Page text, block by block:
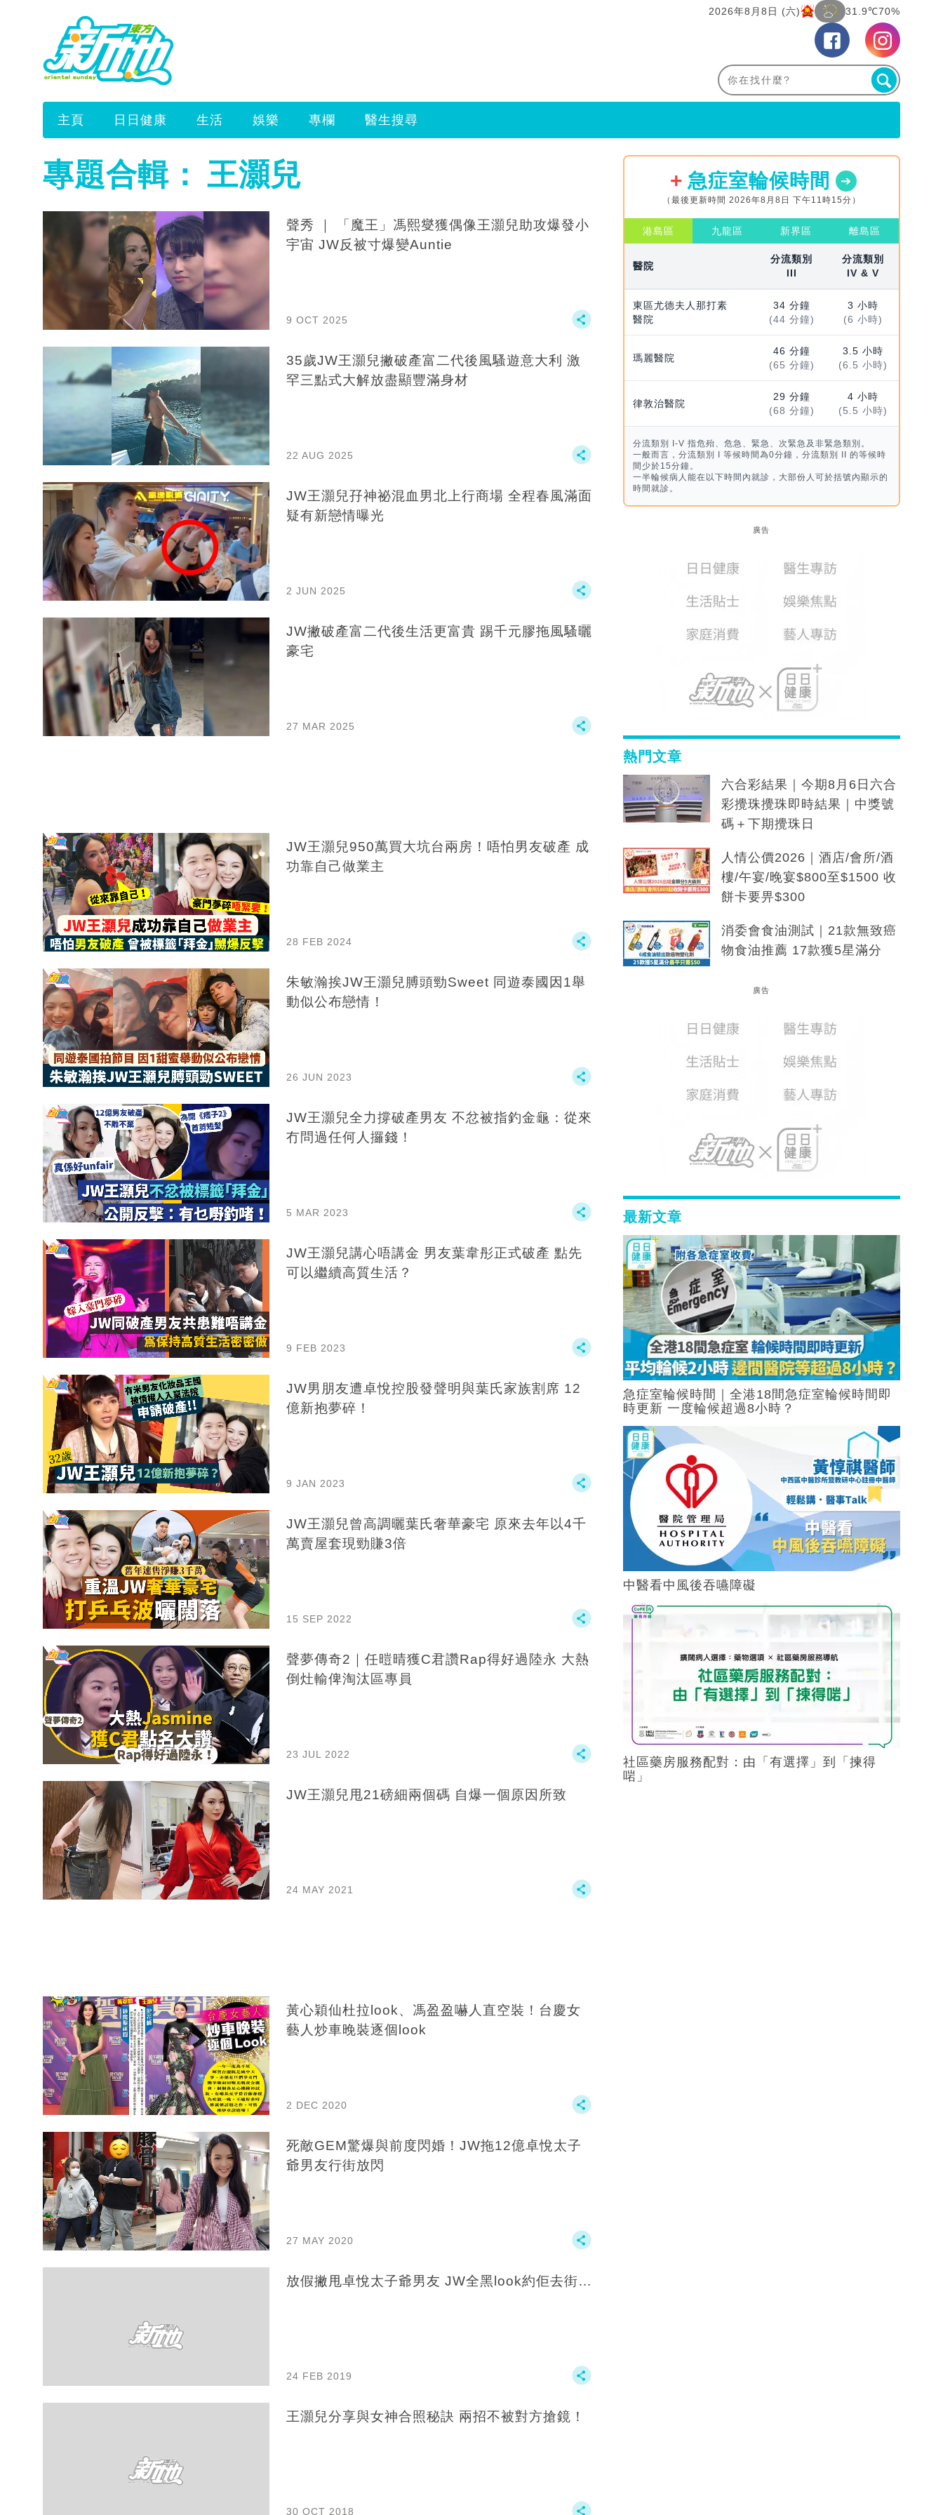
2026年8月8日 (六) 31.9℃70%
主頁 日日健康 生活 娛樂 專欄 醫生搜尋
專題合輯： 王灝兒
聲秀 ｜ 「魔王」馮熙燮獲偶像王灝兒助攻爆發小
宇宙 JW反被寸爆變Auntie
9 OCT 2025
35歲JW王灝兒撇破產富二代後風騷遊意大利 激
罕三點式大解放盡顯豐滿身材
22 AUG 2025
JW王灝兒孖神祕混血男北上行商場 全程春風滿面
疑有新戀情曝光
2 JUN 2025
JW撇破產富二代後生活更富貴 踢千元膠拖風騷曬
豪宅
27 MAR 2025
JW王灝兒950萬買大坑台兩房！唔怕男友破產 成
功靠自己做業主
28 FEB 2024
朱敏瀚挨JW王灝兒膊頭勁Sweet 同遊泰國因1舉
動似公布戀情！
26 JUN 2023
JW王灝兒全力撐破產男友 不忿被指釣金龜：從來
冇問過任何人攞錢！
5 MAR 2023
JW王灝兒講心唔講金 男友葉韋彤正式破產 點先
可以繼續高質生活？
9 FEB 2023
JW男朋友遭卓悅控股發聲明與葉氏家族割席 12
億新抱夢碎！
9 JAN 2023
JW王灝兒曾高調曬葉氏奢華豪宅 原來去年以4千
萬賣屋套現勁賺3倍
15 SEP 2022
聲夢傳奇2｜任暟晴獲C君讚Rap得好過陸永 大熱
倒灶輸俾淘汰區專員
23 JUL 2022
JW王灝兒甩21磅細兩個碼 自爆一個原因所致
24 MAY 2021
黃心穎仙杜拉look、馮盈盈嚇人直空裝！台慶女
藝人炒車晚裝逐個look
2 DEC 2020
死敵GEM驚爆與前度閃婚！JW拖12億卓悅太子
爺男友行街放閃
27 MAY 2020
放假撇甩卓悅太子爺男友 JW全黑look約佢去街…
24 FEB 2019
王灝兒分享與女神合照秘訣 兩招不被對方搶鏡！
30 OCT 2018
急症室輪候時間
（最後更新時間 2026年8月8日 下午11時15分）
港島區 九龍區 新界區 離島區
醫院
分流類別
III
分流類別
IV & V
東區尤德夫人那打素
醫院
34 分鐘
(44 分鐘)
3 小時
(6 小時)
瑪麗醫院
46 分鐘
(65 分鐘)
3.5 小時
(6.5 小時)
律敦治醫院
29 分鐘
(68 分鐘)
4 小時
(5.5 小時)
分流類別 I-V 指危殆、危急、緊急、次緊急及非緊急類別。
一般而言，分流類別 I 等候時間為0分鐘，分流類別 II 的等候時
間少於15分鐘。
一半輪候病人能在以下時間內就診，大部份人可於括號內顯示的
時間就診。
廣告
熱門文章
六合彩結果｜今期8月6日六合
彩攪珠攪珠即時結果｜中獎號
碼＋下期攪珠日
人情公價2026｜酒店/會所/酒
樓/午宴/晚宴$800至$1500 收
餅卡要畀$300
消委會食油測試｜21款無致癌
物食油推薦 17款獲5星滿分
廣告
最新文章
急症室輪候時間｜全港18間急症室輪候時間即
時更新 一度輪候超過8小時？
中醫看中風後吞嚥障礙
社區藥房服務配對：由「有選擇」到「揀得
啱」